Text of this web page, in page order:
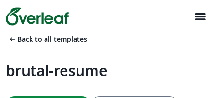
menu
arrow_left_alt Back to all templates
brutal-resume